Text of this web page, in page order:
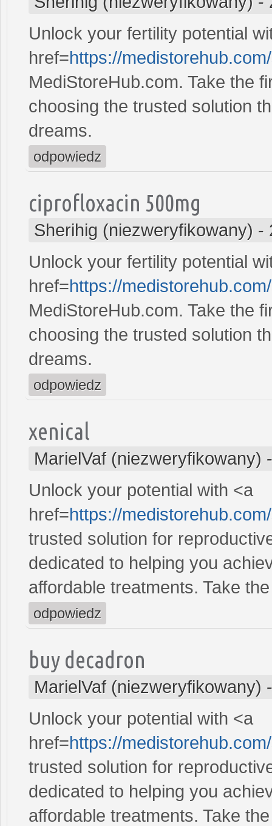
Unlock your fertility potential
href=https://
MediStoreHub.com. Take the
choosing the trusted solution
dreams.
odpowiedz
ciprofloxacin 500mg
Sherihig (niezweryfikowany) -
Unlock your fertility potential
href=https://
MediStoreHub.com. Take the
choosing the trusted solution
dreams.
odpowiedz
xenical
MarielVaf (niezweryfikowany)
Unlock your potential with <a
href=https://
trusted solution for
dedicated to helping you
affordable treatments. Take
odpowiedz
buy decadron
MarielVaf (niezweryfikowany)
Unlock your potential with <a
href=https://
trusted solution for
dedicated to helping you
affordable treatments. Take